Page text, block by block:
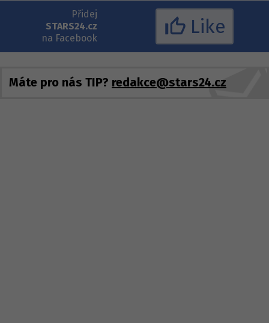
Přidej
STARS24.cz
na Facebook
Like
Máte pro nás TIP? redakce@stars24.cz